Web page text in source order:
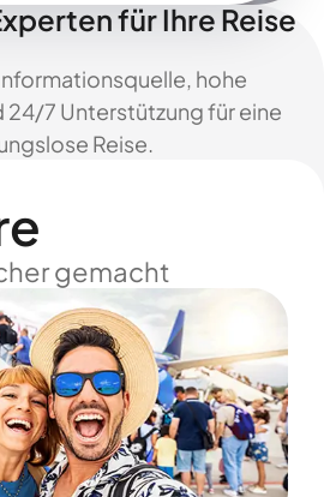
für Ihre Reise
hohe
7 Unterstützung für eine
Reise.
gemacht